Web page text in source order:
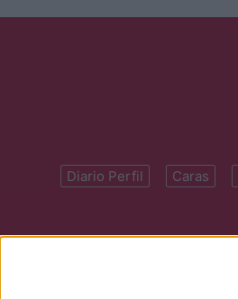
Diario Perfil Caras